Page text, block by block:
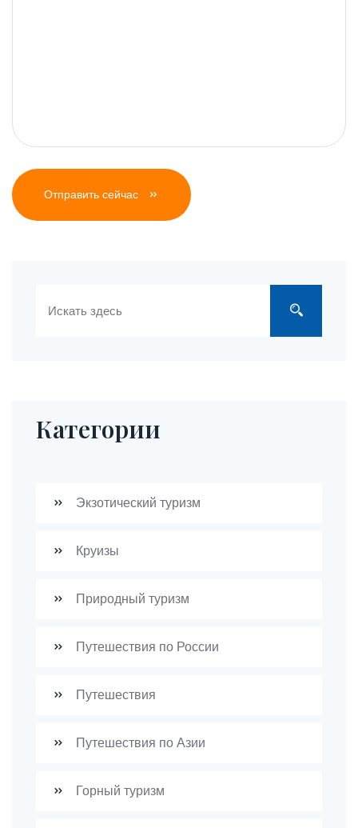
Отправить сейчас
Категории
Экзотический туризм
Круизы
Природный туризм
Путешествия по России
Путешествия
Путешествия по Азии
Горный туризм